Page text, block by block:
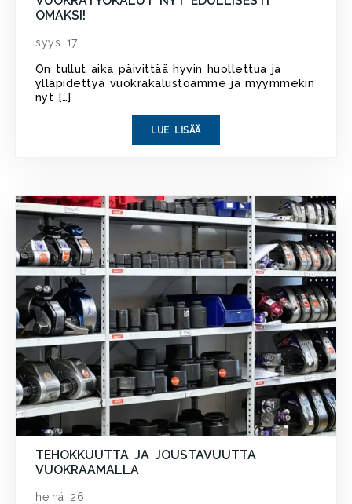
OMAKSI!
syys 17
On tullut aika päivittää hyvin huollettua ja
ylläpidettyä vuokrakalustoamme ja myymmekin
nyt […]
LUE LISÄÄ
TEHOKKUUTTA JA JOUSTAVUUTTA
VUOKRAAMALLA
heinä 26